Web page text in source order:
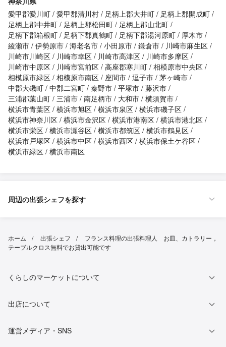
愛甲郡愛川町 愛甲郡清川村 足柄上郡大井町
足柄上郡開成町
足柄上郡中井町
足柄上郡松田町
足柄上郡山北町
足柄下郡箱根町
足柄下郡真鶴町 足柄下郡湯河原町
厚木市
綾瀬市 伊勢原市 海老名市 小田原市 鎌倉市
川崎市麻生区
川崎市川崎区
川崎市幸区 川崎市高津区
川崎市多摩区
川崎市中原区
川崎市宮前区 高座郡寒川町 相模原市中央区
相模原市緑区 相模原市南区 座間市 逗子市 茅ヶ崎市
中郡大磯町 中郡二宮町 秦野市 平塚市 藤沢市
三浦郡葉山町 三浦市 南足柄市 大和市 横須賀市
横浜市青葉区 横浜市旭区 横浜市泉区 横浜市磯子区
横浜市神奈川区 横浜市金沢区 横浜市港南区 横浜市港北区
横浜市栄区 横浜市瀬谷区 横浜市都筑区 横浜市鶴見区
横浜市戸塚区 横浜市中区 横浜市西区 横浜市保土ケ谷区
横浜市緑区 横浜市南区
周辺の出張シェフを探す
ホーム 出張シェフ
フランス料理の出張料理人 お皿、カトラリー，
テーブルクロス無料でお貸出可能です
くらしのマーケットについて
出店について
運営メディア・SNS